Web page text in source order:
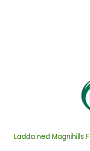
Ladda ned Magnihills